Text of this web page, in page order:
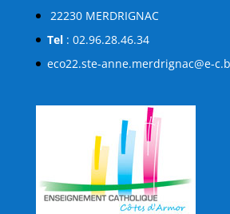
22230 MERDRIGNAC
Tel: 02.96.28.46.34
eco22.ste-anne.merdrignac@e-